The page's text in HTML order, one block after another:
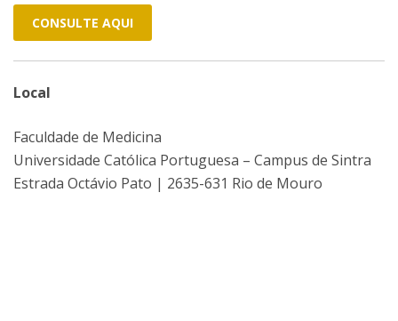
CONSULTE AQUI
Local
Faculdade de Medicina
Universidade Católica Portuguesa – Campus de Sintra
Estrada Octávio Pato | 2635-631 Rio de Mouro